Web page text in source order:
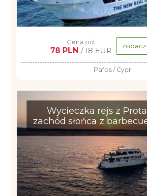
Cena od:
78 PLN / 18 EUR
Pafos / Cypr
Wycieczka rejs z
zachód słońca z